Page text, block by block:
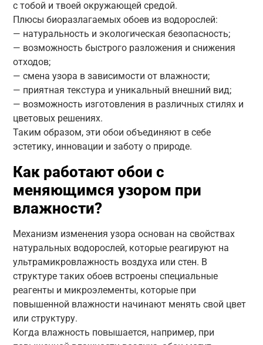
с тобой и твоей окружающей средой.
Плюсы биоразлагаемых обоев из водорослей:
— натуральность и экологическая безопасность;
— возможность быстрого разложения и снижения
отходов;
— смена узора в зависимости от влажности;
— приятная текстура и уникальный внешний вид;
— возможность изготовления в различных стилях и
цветовых решениях.
Таким образом, эти обои объединяют в себе
эстетику, инновации и заботу о природе.
Как работают обои с
меняющимся узором при
влажности?
Механизм изменения узора основан на свойствах
натуральных водорослей, которые реагируют на
ультрамикровлажность воздуха или стен. В
структуре таких обоев встроены специальные
реагенты и микроэлементы, которые при
повышенной влажности начинают менять свой цвет
или структуру.
Когда влажность повышается, например, при